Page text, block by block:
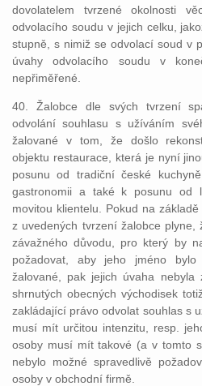
dovolatelem tvrzené okolnosti
odvolacího soudu v jejich celku,
stupně, s nimiž se odvolací soud v
úvahy odvolacího soudu v
nepřiměřené.
40. Žalobce dle svých tvrzení
odvolání souhlasu s užíváním
žalované v tom, že došlo
objektu restaurace, která je nyní
posunu od tradiční české
gastronomii a také k posunu od
movitou klientelu. Pokud na
z uvedených tvrzení žalobce plyne,
závažného důvodu, pro který by
požadovat, aby jeho jméno
žalované, pak jejich úvaha nebyla
shrnutých obecných východisek
zakládající právo odvolat souhlas s
musí mít určitou intenzitu, resp.
osoby musí mít takové (a v tomto
nebylo možné spravedlivě
osoby v obchodní firmě.